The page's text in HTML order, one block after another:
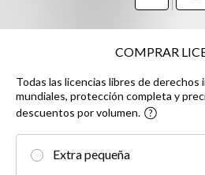
COMPRAR
Todas las licencias libres de
mundiales, protección completa y
descuentos por volumen.
Extra pequeña